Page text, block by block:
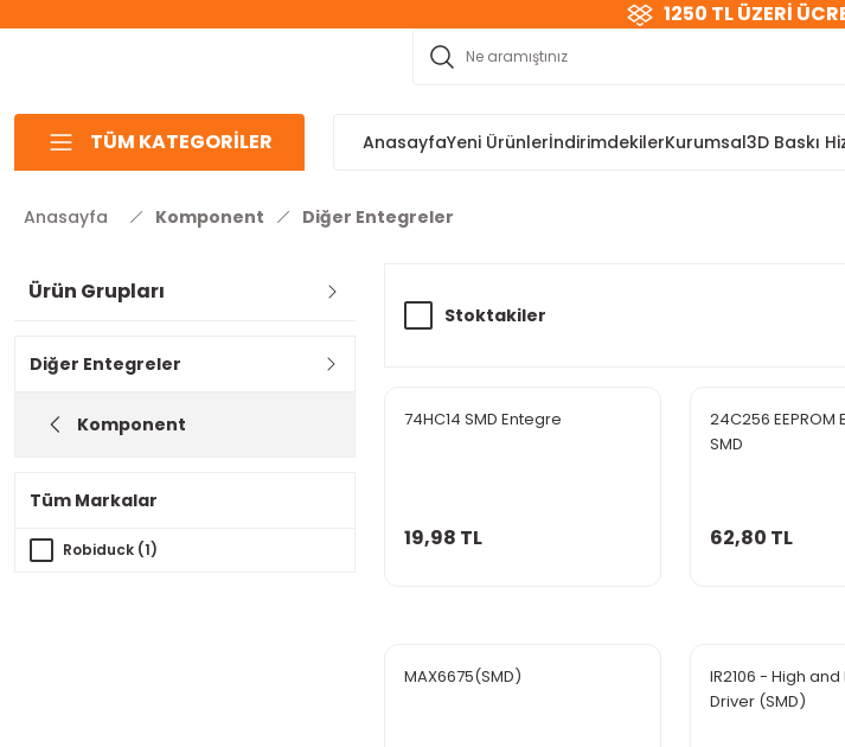
1250 TL ÜZERİ
TÜM KATEGORİLER AnasayfaYeni ÜrünlerİndirimdekilerKurumsal3D Baskı
Anasayfa Komponent Diğer Entegreler
Ürün Grupları
Diğer Entegreler
Komponent
Tüm Markalar
Robiduck (1)
Stoktakiler
74HC14 SMD Entegre
19,98 TL
24C256
SMD
62,80 TL
MAX6675(SMD)
IR2106 - High and
Driver (SMD)